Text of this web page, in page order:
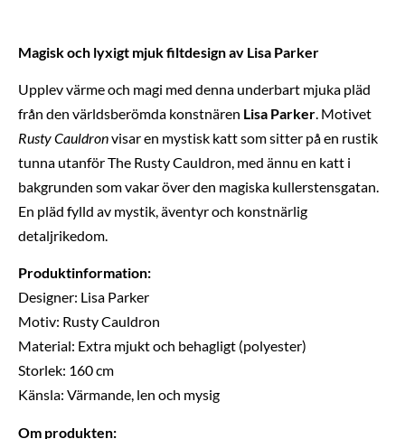
Magisk och lyxigt mjuk filtdesign av Lisa Parker
Upplev värme och magi med denna underbart mjuka pläd
från den världsberömda konstnären Lisa Parker. Motivet
Rusty Cauldronvisar en mystisk katt som sitter på en rustik
tunna utanför The Rusty Cauldron, med ännu en katt i
bakgrunden som vakar över den magiska kullerstensgatan.
En pläd fylld av mystik, äventyr och konstnärlig
detaljrikedom.
Produktinformation:
Designer: Lisa Parker
Motiv: Rusty Cauldron
Material: Extra mjukt och behagligt (polyester)
Storlek: 160 cm
Känsla: Värmande, len och mysig
Om produkten: